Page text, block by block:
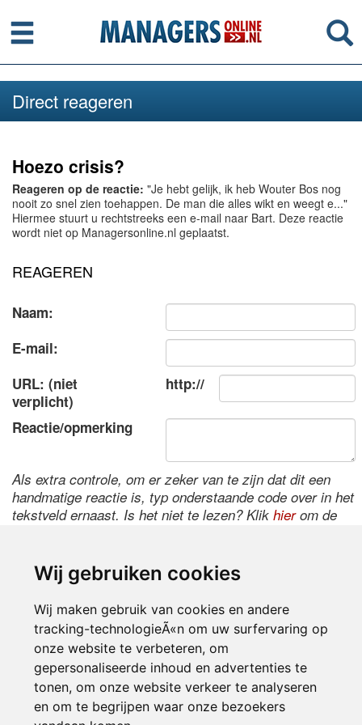
Wij gebruiken cookies
Wij maken gebruik van cookies en andere
tracking-technologieÃ«n om uw surfervaring op
onze website te verbeteren, om
gepersonaliseerde inhoud en advertenties te
tonen, om onze website verkeer te analyseren
en om te begrijpen waar onze bezoekers
Menu
Direct reageren
Hoezo crisis?
Reageren op de reactie: "Je hebt gelijk, ik heb Wouter Bos nog
nooit zo snel zien toehappen. De man die alles wikt en weegt e..."
Hiermee stuurt u rechtstreeks een e-mail naar Bart. Deze reactie
wordt niet op Managersonline.nl geplaatst.
REAGEREN
Naam:
E-mail:
URL: (niet
verplicht)
http://
Reactie/opmerking
Als extra controle, om er zeker van te zijn dat dit een
handmatige reactie is, typ onderstaande code over in het
tekstveld ernaast. Is het niet te lezen? Klik hierom de
Inloggen